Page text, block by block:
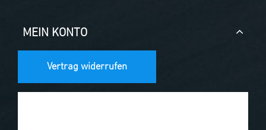
MEIN KONTO
Vertrag widerrufen